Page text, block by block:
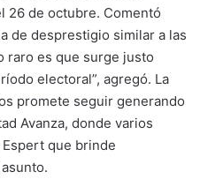
26 de octubre. Comentó
de desprestigio similar a las
raro es que surge justo
electoral”, agregó. La
promete seguir generando
Avanza, donde varios
que brinde